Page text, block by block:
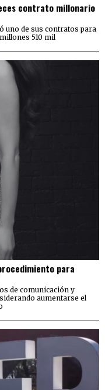
contrato millonario
uno de sus contratos para
510 mil
para
de comunicación y
aumentarse el